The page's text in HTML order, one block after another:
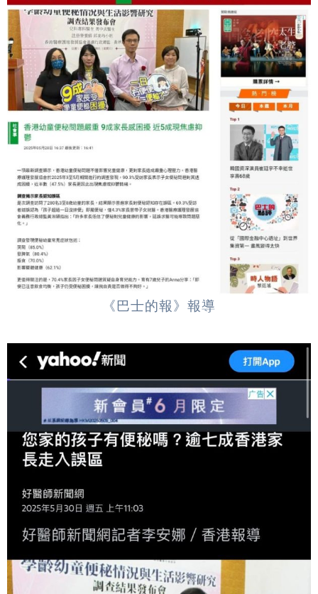
《巴士的報》報導